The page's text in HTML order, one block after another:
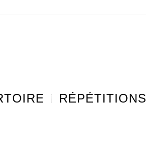
RÉPÉTITIONS